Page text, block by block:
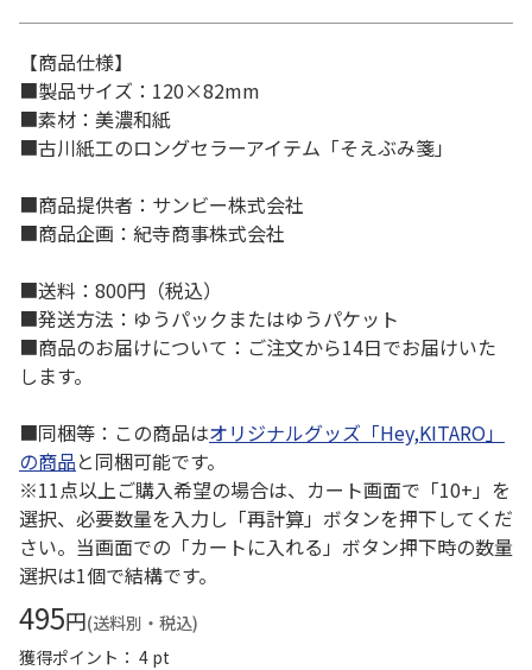
【商品仕様】
■製品サイズ：120×82mm
■素材：美濃和紙
■古川紙工のロングセラーアイテム「そえぶみ箋」
■商品提供者：サンビー株式会社
■商品企画：紀寺商事株式会社
■送料：800円（税込）
■発送方法：ゆうパックまたはゆうパケット
■商品のお届けについて：ご注文から14日でお届けいた
します。
■同梱等：この商品はオリジナルグッズ「Hey,KITARO」
の商品と同梱可能です。
※11点以上ご購入希望の場合は、カート画面で「10+」を
選択、必要数量を入力し「再計算」ボタンを押下してくだ
さい。当画面での「カートに入れる」ボタン押下時の数量
選択は1個で結構です。
495円(送料別・税込)
獲得ポイント： 4 pt